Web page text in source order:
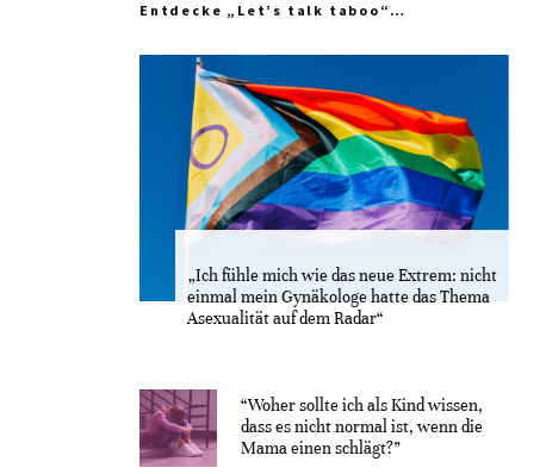
Entdecke „Let’s talk taboo“…
„Ich fühle mich wie das neue Extrem: nicht
einmal mein Gynäkologe hatte das Thema
Asexualität auf dem Radar“
“Woher sollte ich als Kind wissen,
dass es nicht normal ist, wenn die
Mama einen schlägt?”